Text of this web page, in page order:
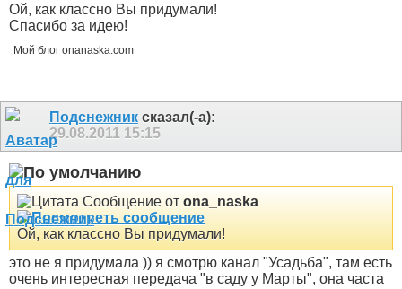
Ой, как классно Вы придумали!
Спасибо за идею!
Мой блог onanaska.com
Подснежник сказал(-а):
29.08.2011 15:15
Сообщение от ona_naska
Ой, как классно Вы придумали!
это не я придумала )) я смотрю канал "Усадьба", там есть
очень интересная передача "в саду у Марты", она часта